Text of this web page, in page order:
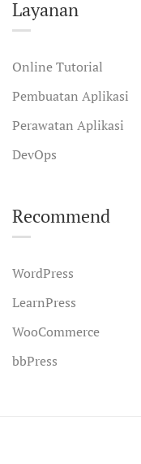
Layanan
Online Tutorial
Pembuatan Aplikasi
Perawatan Aplikasi
DevOps
Recommend
WordPress
LearnPress
WooCommerce
bbPress